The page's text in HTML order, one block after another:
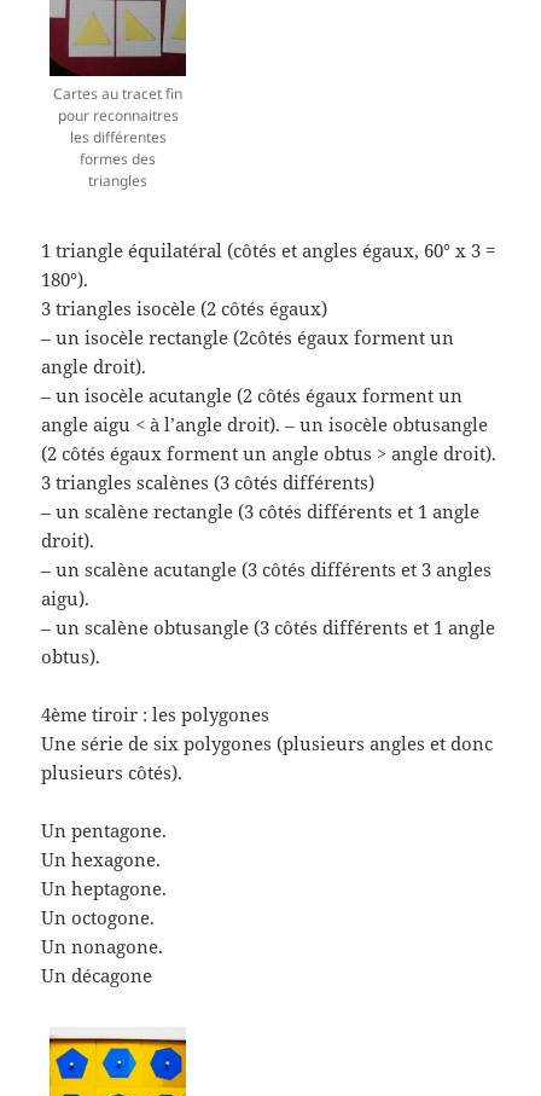
Cartes au tracet fin
pour reconnaitres
les différentes
formes des
triangles
1 triangle équilatéral (côtés et angles égaux, 60° x 3 =
180°).
3 triangles isocèle (2 côtés égaux)
– un isocèle rectangle (2côtés égaux forment un
angle droit).
– un isocèle acutangle (2 côtés égaux forment un
angle aigu < à l’angle droit). – un isocèle obtusangle
(2 côtés égaux forment un angle obtus > angle droit).
3 triangles scalènes (3 côtés différents)
– un scalène rectangle (3 côtés différents et 1 angle
droit).
– un scalène acutangle (3 côtés différents et 3 angles
aigu).
– un scalène obtusangle (3 côtés différents et 1 angle
obtus).
4ème tiroir : les polygones
Une série de six polygones (plusieurs angles et donc
plusieurs côtés).
Un pentagone.
Un hexagone.
Un heptagone.
Un octogone.
Un nonagone.
Un décagone